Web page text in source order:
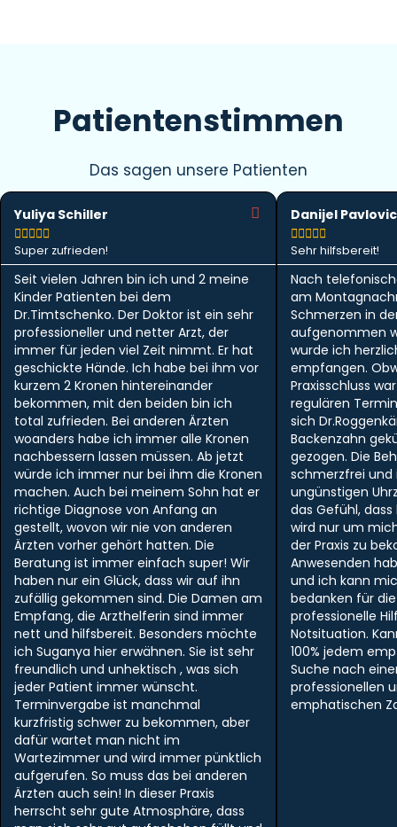
Patientenstimmen
Das sagen unsere Patienten
Yuliya Schiller

Super zufrieden!
Seit vielen Jahren bin ich und 2 meine
Kinder Patienten bei dem
Dr.Timtschenko. Der Doktor ist ein sehr
professioneller und netter Arzt, der
immer für jeden viel Zeit nimmt. Er hat
geschickte Hände. Ich habe bei ihm vor
kurzem 2 Kronen hintereinander
bekommen, mit den beiden bin ich
total zufrieden. Bei anderen Ärzten
woanders habe ich immer alle Kronen
nachbessern lassen müssen. Ab jetzt
würde ich immer nur bei ihm die Kronen
machen. Auch bei meinem Sohn hat er
richtige Diagnose von Anfang an
gestellt, wovon wir nie von anderen
Ärzten vorher gehört hatten. Die
Beratung ist immer einfach super! Wir
haben nur ein Glück, dass wir auf ihn
zufällig gekommen sind. Die Damen am
Empfang, die Arzthelferin sind immer
nett und hilfsbereit. Besonders möchte
ich Suganya hier erwähnen. Sie ist sehr
freundlich und unhektisch , was sich
jeder Patient immer wünscht.
Terminvergabe ist manchmal
kurzfristig schwer zu bekommen, aber
dafür wartet man nicht im
Wartezimmer und wird immer pünktlich
aufgerufen. So muss das bei anderen
Ärzten auch sein! In dieser Praxis
herrscht sehr gute Atmosphäre, dass
Danijel Pavlovic

Sehr hilfsbereit!
Nach
am
Schmerzen in
aufgenommen
wurde ich
empfangen.
Praxisschluss
regulären
sich
Backenzahn
gezogen. Die
schmerzfrei
ungünstigen
das Gefühl,
wird nur um
der Praxis zu
Anwesenden
und ich kann
bedanken für
professionelle
Notsituation.
100% jedem
Suche nach
professionellen
emphatischen